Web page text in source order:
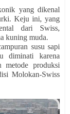
yang dikenal
Keju ini, yang
dari Swiss,
kuning muda.
susu sapi
diminati karena
metode produksi
Molokan-Swiss